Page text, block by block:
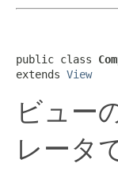
public class
extends View
ビュー
レータ